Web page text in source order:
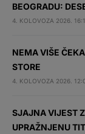
BEOGRADU:
4. KOLOVOZA 2026.
NEMA VIŠE
STORE
4. KOLOVOZA 2026.
SJAJNA VIJEST
UPRAŽNJENU